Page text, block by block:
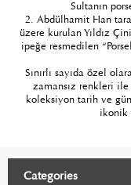
Sultanın
2. Abdülhamit Han
üzere kurulan Yıldız
ipeğe resmedilen
Sınırlı sayıda özel
zamansız renkleri
koleksiyon tarih ve
ikonik
Categories